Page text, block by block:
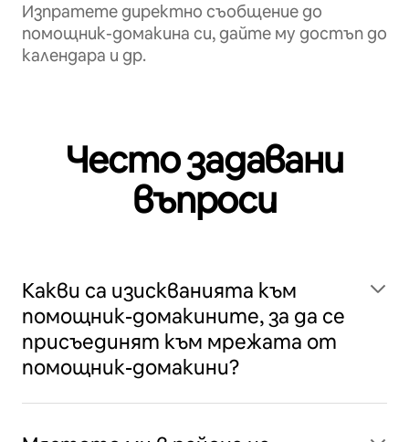
Изпратете директно съобщение до
помощник-домакина си, дайте му достъп до
календара и др.
Често задавани
въпроси
Какви са изискванията към
помощник-домакините, за да се
присъединят към мрежата от
помощник-домакини?